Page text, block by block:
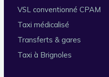
VSL conventionné CPAM
Taxi médicalisé
Transferts & gares
Taxi à Brignoles